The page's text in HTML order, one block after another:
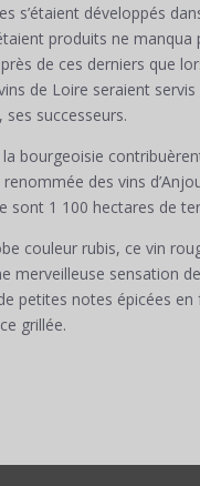
s’étaient développés
produits ne manqua
de ces derniers que
de Loire seraient
successeurs.
bourgeoisie
renommée des vins
sont 1 100 hectares de
couleur rubis, ce vin
merveilleuse sensation
petites notes épicées
grillée.